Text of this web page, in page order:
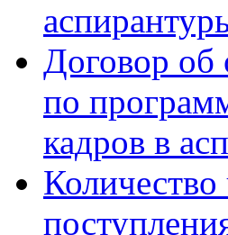
Договор об
по
кадров в